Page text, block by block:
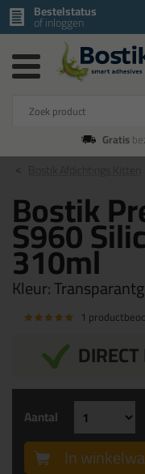
Bestelstatus
of inloggen
Gratis
Bostik Afdichtings Kitten
Bostik
S960
310ml
Kleur:
1
Aantal
In